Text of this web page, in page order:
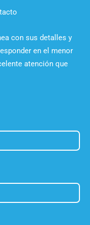
con sus detalles y
en el menor
atención que